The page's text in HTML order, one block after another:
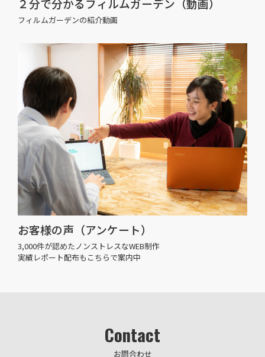
２分で分かるフィルムガーデン（動画）
フィルムガーデンの紹介動画
お客様の声（アンケート）
3,000件が認めたノンストレスなWEB制作
実績レポート配布もこちらで案内中
Contact
お問合わせ